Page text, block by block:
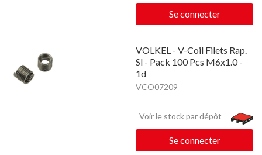
Se connecter
VOLKEL - V-Coil Filets Rap.
Sl - Pack 100 Pcs M6x1.0 -
1d
VCO07209
Voir le stock par dépôt
Se connecter